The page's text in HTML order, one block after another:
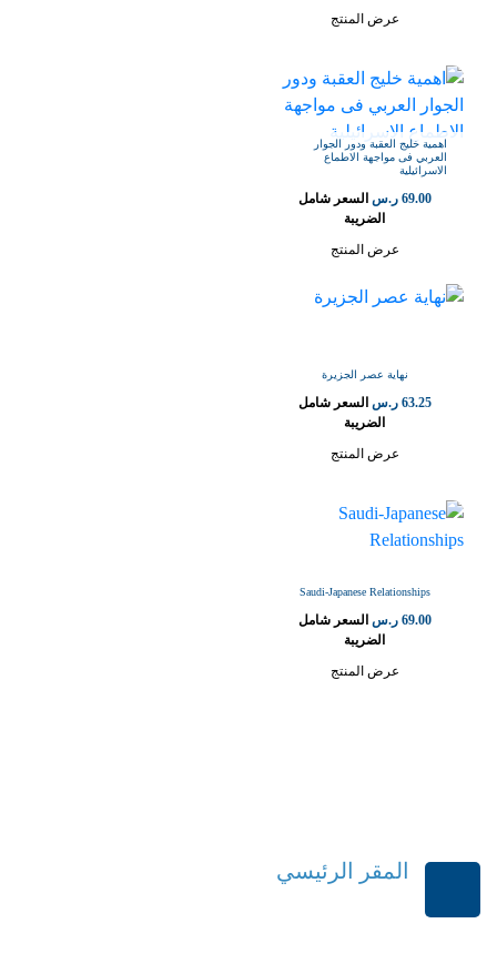
عرض المنتج
اهمية خليج العقبة ودور الجوار
العربي فى مواجهة الاطماع
الاسرائيلية
69.00 ر.س السعر شامل
الضريبة
عرض المنتج
نهاية عصر الجزيرة
63.25 ر.س السعر شامل
الضريبة
عرض المنتج
Saudi-Japanese Relationships
69.00 ر.س السعر شامل
الضريبة
عرض المنتج
المقر الرئيسي